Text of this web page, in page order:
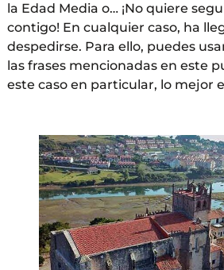
la Edad Media o… ¡No quiere
contigo! En cualquier caso, ha
despedirse. Para ello, puedes
las frases mencionadas en este
este caso en particular, lo mejor